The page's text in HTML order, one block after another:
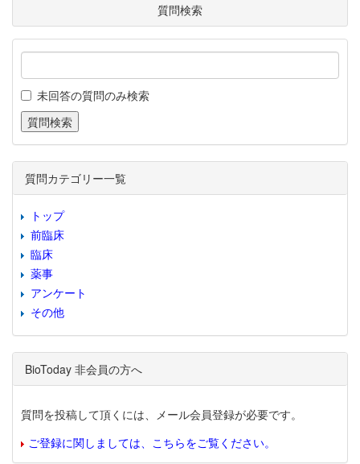
質問検索
未回答の質問のみ検索
質問カテゴリー一覧
トップ
前臨床
臨床
薬事
アンケート
その他
BioToday 非会員の方へ
質問を投稿して頂くには、メール会員登録が必要です。
ご登録に関しましては、こちらをご覧ください。